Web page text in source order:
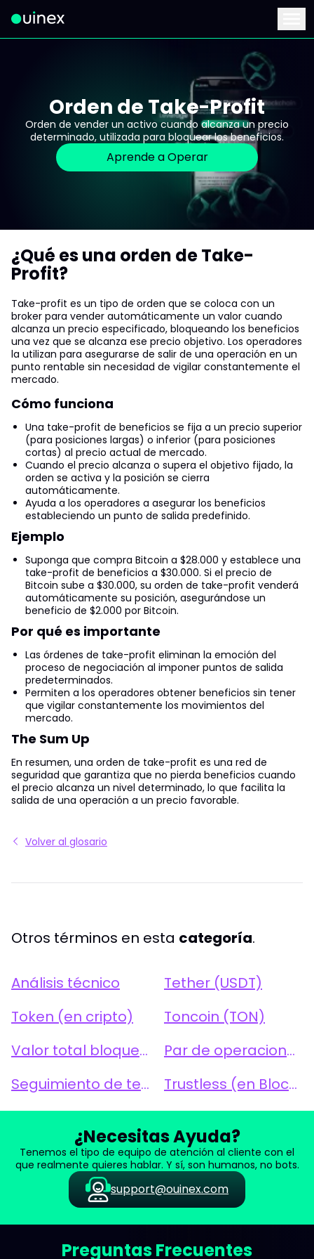
Este es el logo y al hacer clic te redirige a la página de inicio
Orden de Take-Profit
Orden de vender un activo cuando alcanza un precio
determinado, utilizada para bloquear los beneficios.
Aprende a Operar
¿Qué es una orden de Take-
Profit?
Take-profit es un tipo de orden que se coloca con un
broker para vender automáticamente un valor cuando
alcanza un precio especificado, bloqueando los beneficios
una vez que se alcanza ese precio objetivo. Los operadores
la utilizan para asegurarse de salir de una operación en un
punto rentable sin necesidad de vigilar constantemente el
mercado.
Cómo funciona
Una take-profit de beneficios se fija a un precio superior
(para posiciones largas) o inferior (para posiciones
cortas) al precio actual de mercado.
Cuando el precio alcanza o supera el objetivo fijado, la
orden se activa y la posición se cierra
automáticamente.
Ayuda a los operadores a asegurar los beneficios
estableciendo un punto de salida predefinido.
Ejemplo
Suponga que compra Bitcoin a $28.000 y establece una
take-profit de beneficios a $30.000. Si el precio de
Bitcoin sube a $30.000, su orden de take-profit venderá
automáticamente su posición, asegurándose un
beneficio de $2.000 por Bitcoin.
Por qué es importante
Las órdenes de take-profit eliminan la emoción del
proceso de negociación al imponer puntos de salida
predeterminados.
Permiten a los operadores obtener beneficios sin tener
que vigilar constantemente los movimientos del
mercado.
The Sum Up
En resumen, una orden de take-profit es una red de
seguridad que garantiza que no pierda beneficios cuando
el precio alcanza un nivel determinado, lo que facilita la
salida de una operación a un precio favorable.
Volver al glosario
Otros términos en esta categoría.
Análisis técnico
Tether (USDT)
Token (en cripto)
Toncoin (TON)
Valor total bloqueado (TVL)
Par de operaciones
Seguimiento de tendencias
Trustless (en Blockchain/Cripto)
¿Necesitas Ayuda?
Tenemos el tipo de equipo de atención al cliente con el
que realmente quieres hablar. Y sí, son humanos, no bots.
support@ouinex.com
Preguntas Frecuentes